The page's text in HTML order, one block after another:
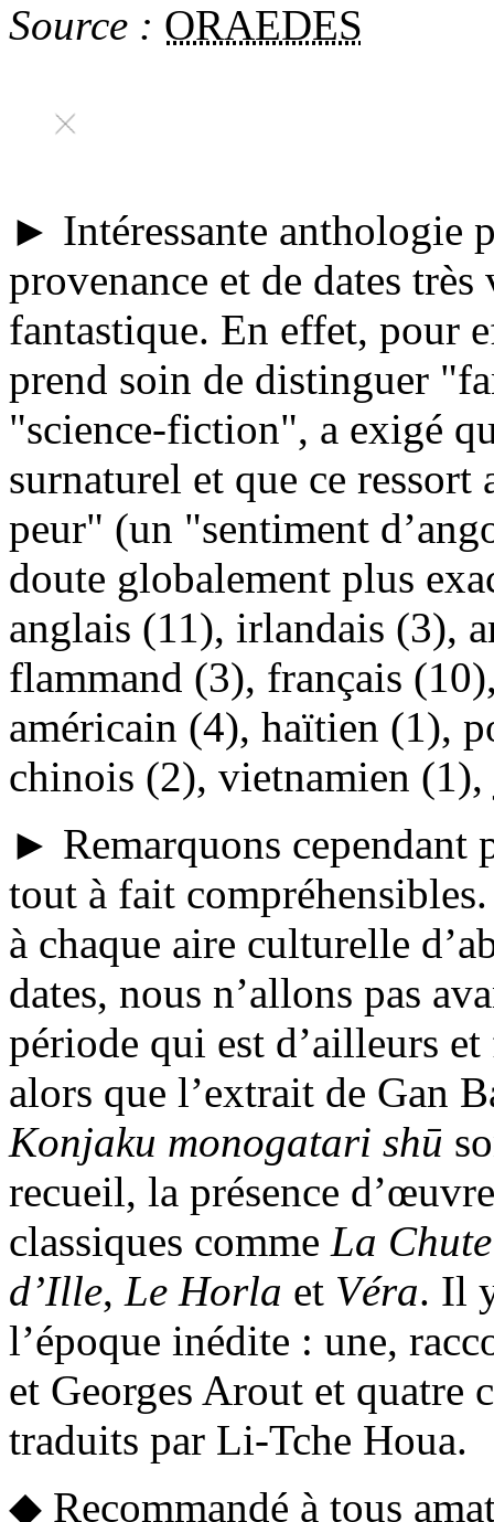
Source : ORAEDES
► Intéressante anthologie
provenance et de dates
fantastique. En effet, pour
prend soin de distinguer
"science-fiction", a exigé
surnaturel et que ce
peur" (un "sentiment
doute globalement plus
anglais (11), irlandais (3),
flammand (3), français
américain (4), haïtien (1),
chinois (2), vietnamien
► Remarquons cependant
tout à fait
à chaque aire culturelle
dates, nous n’allons pas
période qui est d’ailleurs
alors que l’extrait de Gan
Konjaku monogatari shū
recueil, la présence
classiques comme La
d’Ille, Le Horla et Véra. Il
l’époque inédite : une,
et Georges Arout et quatre
traduits par Li-Tche Houa.
◆ Recommandé à tous